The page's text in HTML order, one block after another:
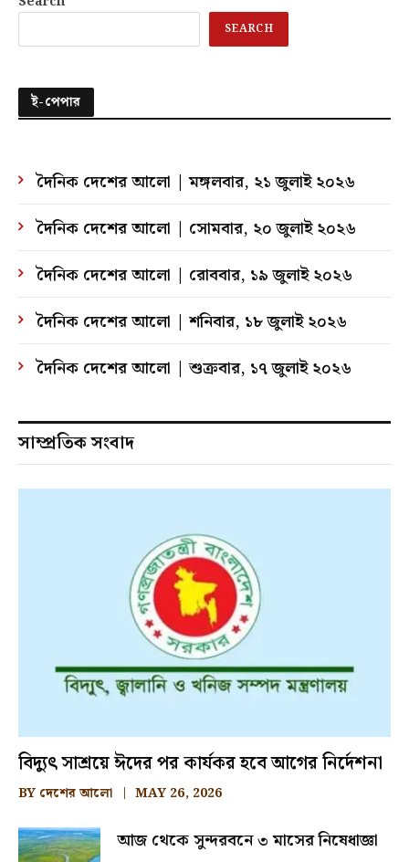
SEARCH
ই-পেপার
দৈনিক দেশের আলো | মঙ্গলবার, ২১ জুলাই ২০২৬
দৈনিক দেশের আলো | সোমবার, ২০ জুলাই ২০২৬
দৈনিক দেশের আলো | রোববার, ১৯ জুলাই ২০২৬
দৈনিক দেশের আলো | শনিবার, ১৮ জুলাই ২০২৬
দৈনিক দেশের আলো | শুক্রবার, ১৭ জুলাই ২০২৬
সাম্প্রতিক সংবাদ
বিদ্যুৎ সাশ্রয়ে ঈদের পর কার্যকর হবে আগের নির্দেশনা
BY দেশের আলো MAY 26, 2026
আজ থেকে সুন্দরবনে ৩ মাসের নিষেধাজ্ঞা